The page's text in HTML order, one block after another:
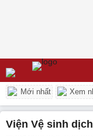
Mới nhất Xem
Viện Vệ sinh